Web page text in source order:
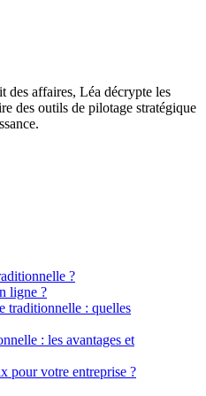
des affaires, Léa décrypte les
des outils de pilotage stratégique
?
ligne ?
traditionnelle : quelles
: les avantages et
pour votre entreprise ?